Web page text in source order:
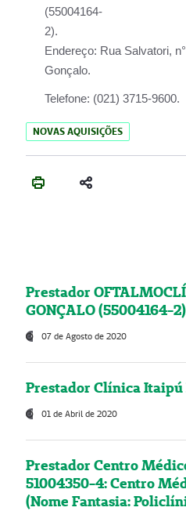
(55004164-
Endereço: Rua Salvatori,
Gonçalo.
Telefone: (021) 3715-9600.
NOVAS AQUISIÇÕES
Prestador
GONÇALO (55004164-2)
07 de Agosto de 2020
Prestador Clínica Itaipú
01 de Abril de 2020
Prestador Centro
51004350-4: Centro
(Nome Fantasia: